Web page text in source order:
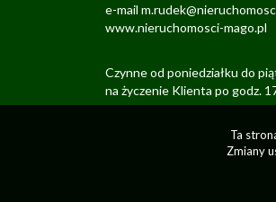
e-mail
www.nieruchomosci-mago.pl
Czynne od poniedziałku do
na życzenie Klienta po godz.
Ta
Zmiany